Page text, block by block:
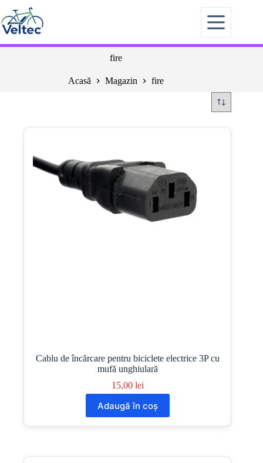
la
conținut
fire
Acasă Magazin fire
Cablu de încărcare pentru biciclete electrice 3P cu
mufă unghiulară
15,00 lei
Adaugă în coș